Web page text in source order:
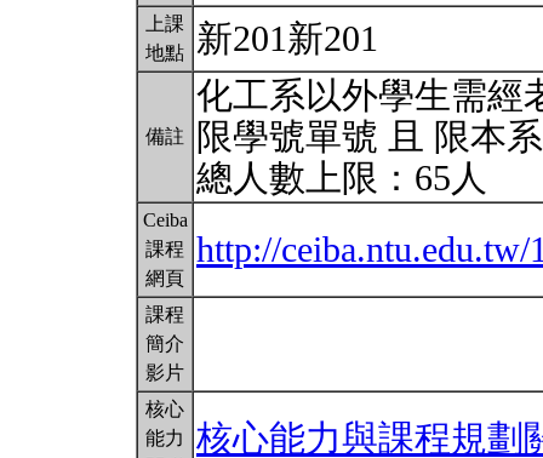
上課
地點
新201新201
備註
化工系以外學生需經
限學號單號 且 限本
總人數上限：65人
Ceiba
課程
網頁
http://ceiba.ntu.edu.tw/
課程
簡介
影片
核心
能力
核心能力與課程規劃